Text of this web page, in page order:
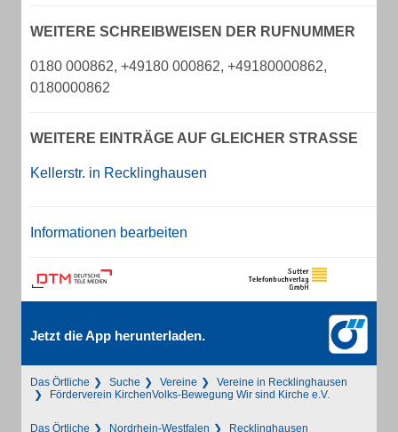
WEITERE SCHREIBWEISEN DER RUFNUMMER
0180 000862, +49180 000862, +49180000862,
0180000862
WEITERE EINTRÄGE AUF GLEICHER STRASSE
Kellerstr. in Recklinghausen
Informationen bearbeiten
Jetzt die App herunterladen.
Das Örtliche Suche Vereine
Vereine in Recklinghausen
Förderverein KirchenVolks-Bewegung Wir sind Kirche e.V.
Das Örtliche Nordrhein-Westfalen Recklinghausen